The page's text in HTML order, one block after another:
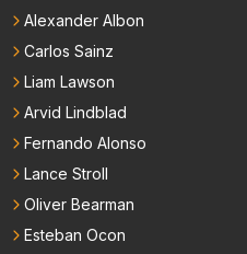
Alexander Albon
Carlos Sainz
Liam Lawson
Arvid Lindblad
Fernando Alonso
Lance Stroll
Oliver Bearman
Esteban Ocon